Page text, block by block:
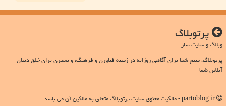
پرتوبلاگ
وبلاگ و سایت ساز
پرتوبلاگ، منبع شما برای آگاهی روزانه در زمینه فناوری و فرهنگ، و بستری برای خلق دنیای
آنلاین شما